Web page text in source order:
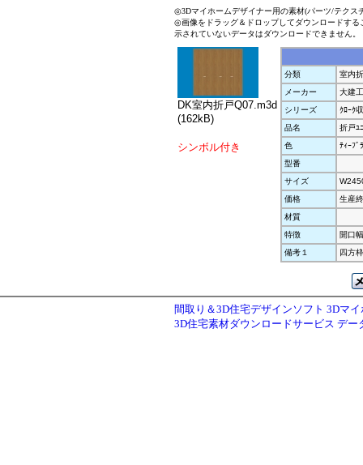
◎3Dマイホームデザイナー用の素材(パーツ/テクス
◎画像をドラッグ＆ドロップしてダウンロードす
示されていないデータはダウンロードできません。
DK室内折戸Q07.m3d
(162kB)
シンボル付き
分類
室内
メーカー
大建
シリーズ
ｸﾛｰｸ
品名
折戸ﾕ
色
ﾃｨｰﾌﾞ
型番
サイズ
価格
生産
材質
特徴
開口
備考１
四方
間取り＆3D住宅デザインソフト 3Dマ
3D住宅素材ダウンロードサービス デー